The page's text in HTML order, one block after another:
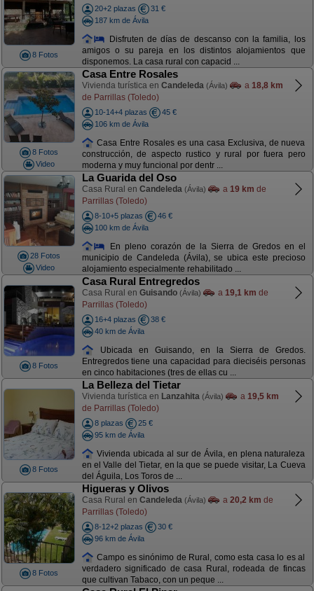
8 Fotos
20+2 plazas
31 €
187 km de Ávila
Disfruten de días de descanso con la familia, los
amigos o su pareja en los distintos alojamientos que
disponemos. La casa rural con capacid ...
8 Fotos
Video
Casa Entre Rosales
Vivienda turística en Candeleda (Ávila) a 18,8 km
de Parrillas (Toledo)
10-14+4 plazas
45 €
106 km de Ávila
Casa Entre Rosales es una casa Exclusiva, de nueva
construcción, de aspecto rustico y rural por fuera pero
moderna y muy funcional por dentr ...
28 Fotos
Video
La Guarida del Oso
Casa Rural en Candeleda (Ávila) a 19 km de
Parrillas (Toledo)
8-10+5 plazas
46 €
100 km de Ávila
En pleno corazón de la Sierra de Gredos en el
municipio de Candeleda (Ávila), se ubica este precioso
alojamiento especialmente rehabilitado ...
8 Fotos
Casa Rural Entregredos
Casa Rural en Guisando (Ávila) a 19,1 km de
Parrillas (Toledo)
16+4 plazas
38 €
40 km de Ávila
Ubicada en Guisando, en la Sierra de Gredos.
Entregredos tiene una capacidad para dieciséis personas
en cinco habitaciones (tres de ellas cu ...
8 Fotos
La Belleza del Tietar
Vivienda turística en Lanzahita (Ávila) a 19,5 km
de Parrillas (Toledo)
8 plazas
25 €
95 km de Ávila
Vivienda ubicada al sur de Ávila, en plena naturaleza
en el Valle del Tietar, en la que se puede visitar, La Cueva
del Águila, Los Toros de ...
8 Fotos
Higueras y Olivos
Casa Rural en Candeleda (Ávila) a 20,2 km de
Parrillas (Toledo)
8-12+2 plazas
30 €
96 km de Ávila
Campo es sinónimo de Rural, como esta casa lo es al
verdadero significado de casa Rural, rodeada de fincas
que cultivan Tabaco, con un peque ...